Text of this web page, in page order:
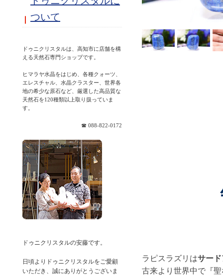
ラピスラズリはサー
古来より世界中で『
ついて
ドゥニクリスタルは、高知市に店舗を構
える天然石専門ショップです。
ヒマラヤ水晶をはじめ、各種クォーツ、
エレスチャル、水晶クラスター、世界各
地の希少な原石など、厳選した高品質な
天然石を120種類以上取り扱っていま
☎ 088-822-0172
ドゥニクリスタルの安藤です。
日頃よりドゥニクリスタルをご愛顧
いただき、誠にありがとうございま